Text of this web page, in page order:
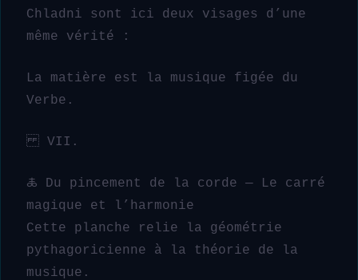
Chladni sont ici deux visages d’une
même vérité :
La matière est la musique figée du
Verbe.
VII.
🜏 Du pincement de la corde — Le carré
magique et l’harmonie
Cette planche relie la géométrie
pythagoricienne à la théorie de la
musique.